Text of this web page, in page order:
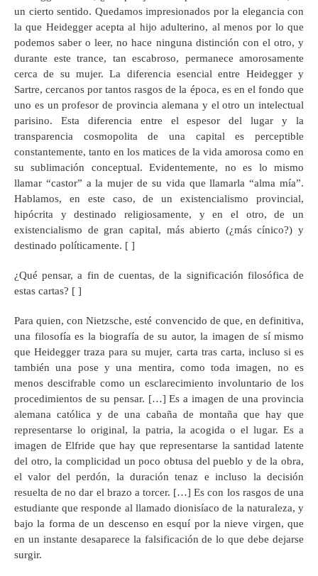
un cierto sentido. Quedamos impresionados por la elegancia con
la que Heidegger acepta al hijo adulterino, al menos por lo que
podemos saber o leer, no hace ninguna distinción con el otro, y
durante este trance, tan escabroso, permanece amorosamente
cerca de su mujer. La diferencia esencial entre Heidegger y
Sartre, cercanos por tantos rasgos de la época, es en el fondo que
uno es un profesor de provincia alemana y el otro un intelectual
parisino. Esta diferencia entre el espesor del lugar y la
transparencia cosmopolita de una capital es perceptible
constantemente, tanto en los matices de la vida amorosa como en
su sublimación conceptual. Evidentemente, no es lo mismo
llamar “castor” a la mujer de su vida que llamarla “alma mía”.
Hablamos, en este caso, de un existencialismo provincial,
hipócrita y destinado religiosamente, y en el otro, de un
existencialismo de gran capital, más abierto (¿más cínico?) y
destinado políticamente. [ ]
¿Qué pensar, a fin de cuentas, de la significación filosófica de
estas cartas? [ ]
Para quien, con Nietzsche, esté convencido de que, en definitiva,
una filosofía es la biografía de su autor, la imagen de sí mismo
que Heidegger traza para su mujer, carta tras carta, incluso si es
también una pose y una mentira, como toda imagen, no es
menos descifrable como un esclarecimiento involuntario de los
procedimientos de su pensar. […] Es a imagen de una provincia
alemana católica y de una cabaña de montaña que hay que
representarse lo original, la patria, la acogida o el lugar. Es a
imagen de Elfride que hay que representarse la santidad latente
del otro, la complicidad un poco obtusa del pueblo y de la obra,
el valor del perdón, la duración tenaz e incluso la decisión
resuelta de no dar el brazo a torcer. […] Es con los rasgos de una
estudiante que responde al llamado dionisíaco de la naturaleza, y
bajo la forma de un descenso en esquí por la nieve virgen, que
en un instante desaparece la falsificación de lo que debe dejarse
surgir.